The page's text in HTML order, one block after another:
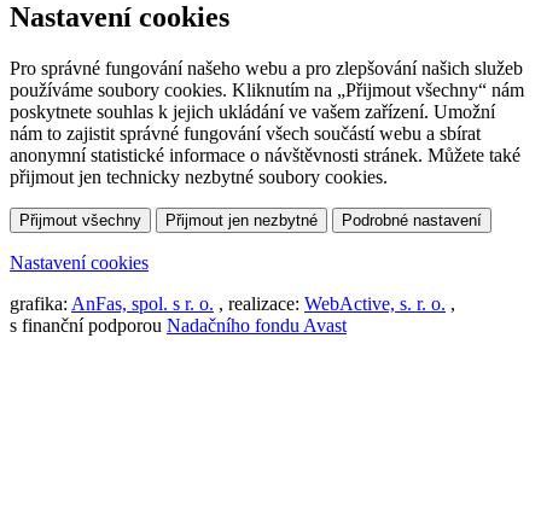
Nastavení cookies
Pro správné fungování našeho webu a pro zlepšování našich služeb
používáme soubory cookies. Kliknutím na „Přijmout všechny“ nám
poskytnete souhlas k jejich ukládání ve vašem zařízení. Umožní
nám to zajistit správné fungování všech součástí webu a sbírat
anonymní statistické informace o návštěvnosti stránek. Můžete také
přijmout jen technicky nezbytné soubory cookies.
Přijmout všechny Přijmout jen nezbytné Podrobné nastavení
Nastavení cookies
grafika: AnFas, spol. s r. o. , realizace: WebActive, s. r. o. ,
s finanční podporou Nadačního fondu Avast